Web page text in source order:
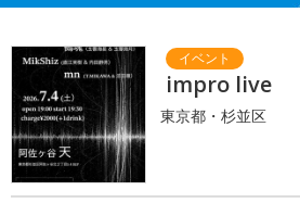
impro live
東京都・杉並区